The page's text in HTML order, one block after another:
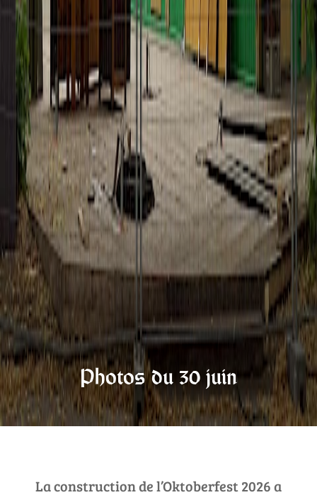
Photos du 30 juin
La construction de l’Oktoberfest 2026 a